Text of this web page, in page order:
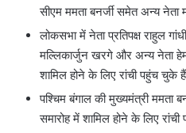
सीएम ममता बनर्जी समेत अन्य
लोकसभा में नेता प्रतिपक्ष राहुल
मल्लिकार्जुन खरगे और अन्य नेता
शामिल होने के लिए रांची पहुंच चुके
पश्चिम बंगाल की मुख्यमंत्री ममता
समारोह में शामिल होने के लिए